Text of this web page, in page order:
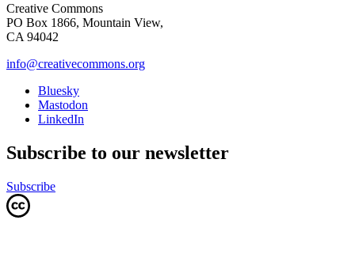
Creative Commons
PO Box 1866, Mountain View,
CA 94042
info@creativecommons.org
Bluesky
Mastodon
LinkedIn
Subscribe to our newsletter
Subscribe